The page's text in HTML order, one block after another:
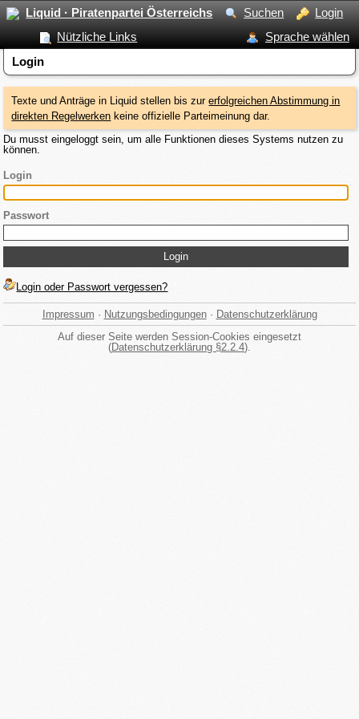
Liquid · Piratenpartei Österreichs Suchen
Login
Nützliche Links
Sprache wählen
Login
Texte und Anträge in Liquid stellen bis zurerfolgreichen Abstimmung in
direkten Regelwerken keine offizielle Parteimeinung dar.
Du musst eingeloggt sein, um alle Funktionen dieses Systems nutzen zu
können.
Login
Passwort
Login oder Passwort vergessen?
Impressum · Nutzungsbedingungen· Datenschutzerklärung
Auf dieser Seite werden Session-Cookies eingesetzt
(Datenschutzerklärung §2.2.4).